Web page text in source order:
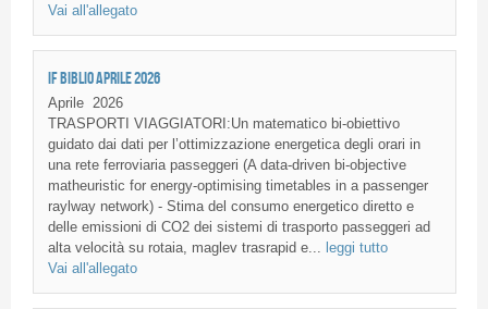
Vai all'allegato
IF BIBLIO APRILE 2026
Aprile 2026
TRASPORTI VIAGGIATORI:Un matematico bi-obiettivo
guidato dai dati per l’ottimizzazione energetica degli orari in
una rete ferroviaria passeggeri (A data-driven bi-objective
matheuristic for energy-optimising timetables in a passenger
raylway network) - Stima del consumo energetico diretto e
delle emissioni di CO2 dei sistemi di trasporto passeggeri ad
alta velocità su rotaia, maglev trasrapid e... leggi tutto
Vai all'allegato